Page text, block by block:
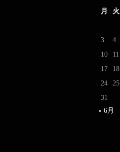
月
火
3
4
10
11
17
18
24
25
31
« 6月